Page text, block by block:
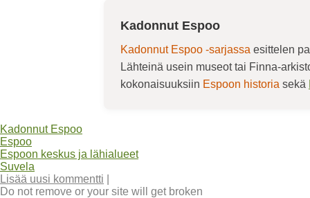
Kadonnut Espoo
Kadonnut Espoo -sarjassa esittelen
Lähteinä usein museot tai Finna-
kokonaisuuksiin Espoon historia sekä
Kadonnut Espoo
Espoo
Espoon keskus ja lähialueet
Suvela
Lisää uusi kommentti
Do not remove or your site will get broken